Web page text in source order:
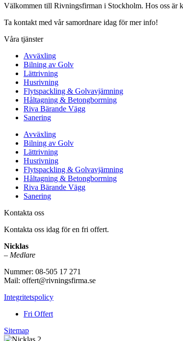
Välkommen till Rivningsfirman i Stockholm. Hos oss är
Ta kontakt med vår samordnare idag för mer info!
Våra tjänster
Avväxling
Bilning av Golv
Lättrivning
Husrivning
Flytspackling & Golvavjämning
Håltagning & Betongborrning
Riva Bärande Vägg
Sanering
Avväxling
Bilning av Golv
Lättrivning
Husrivning
Flytspackling & Golvavjämning
Håltagning & Betongborrning
Riva Bärande Vägg
Sanering
Kontakta oss
Kontakta oss idag för en fri offert.
Nicklas
– Medlare
Nummer: 08-505 17 271
Mail: offert@rivningsfirma.se
Integritetspolicy
Fri Offert
Sitemap